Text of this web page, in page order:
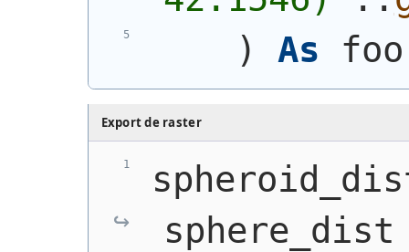
)
As
Export de raster
sphere_dist